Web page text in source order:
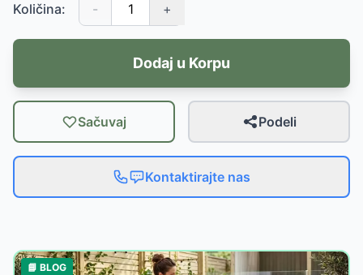
Količina: - +
Dodaj u Korpu
Sačuvaj Podeli
Kontaktirajte nas
📘 BLOG